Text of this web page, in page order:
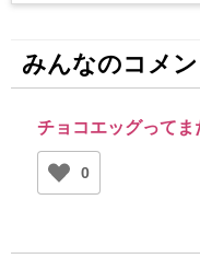
みんなのコメン
チョコエッグって
0